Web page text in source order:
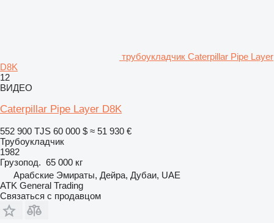
трубоукладчик Caterpillar Pipe Layer
D8K
12
ВИДЕО
Caterpillar Pipe Layer D8K
552 900 TJS 60 000 $ ≈ 51 930 €
Трубоукладчик
1982
Грузопод. 65 000 кг
Арабские Эмираты, Дейра, Дубаи, UAE
ATK General Trading
Связаться с продавцом